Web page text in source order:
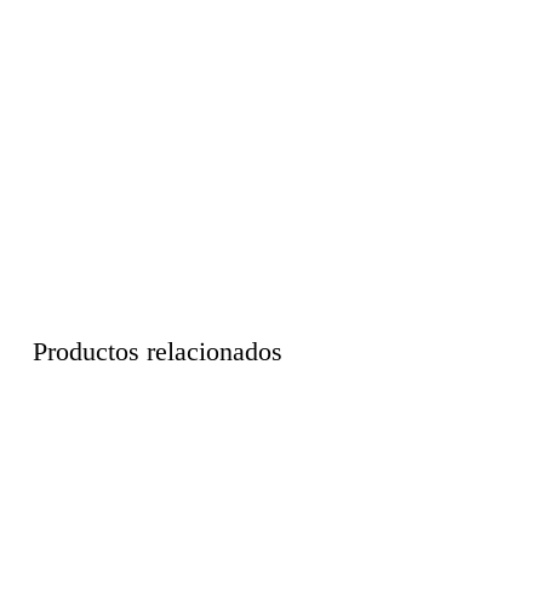
Productos relacionados